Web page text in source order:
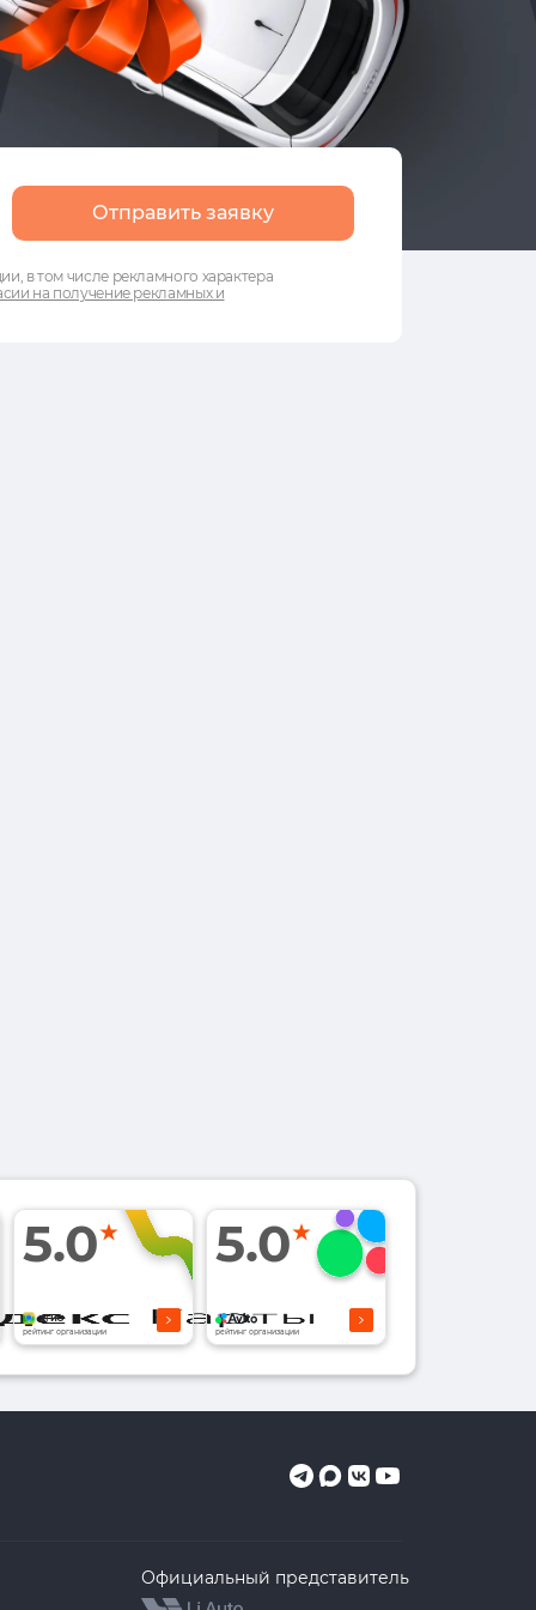
в том числе рекламного характера
на получение рекламных и
Отправить заявку
5.0
рейтинг организации
5.0
рейтинг организации
Официальный представитель